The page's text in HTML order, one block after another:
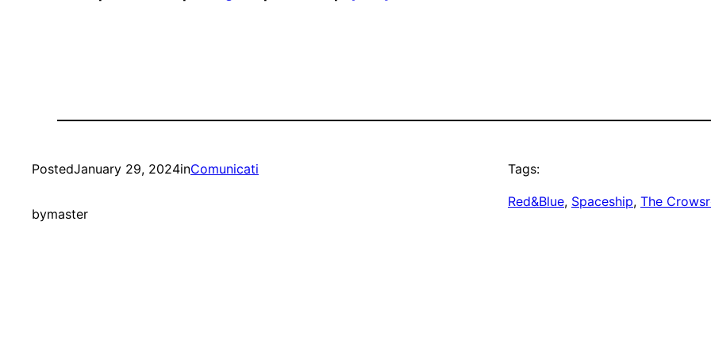
PostedJanuary 29, 2024inComunicati
bymaster
Tags:
Red&Blue, Spaceship, The